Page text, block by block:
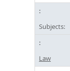
Subjects:
Law